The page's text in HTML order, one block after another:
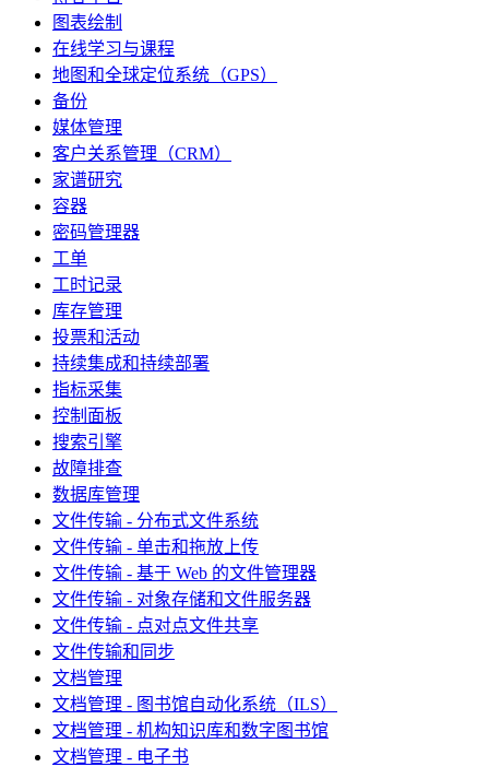
图表绘制
在线学习与课程
地图和全球定位系统（GPS）
备份
媒体管理
客户关系管理（CRM）
家谱研究
容器
密码管理器
工单
工时记录
库存管理
投票和活动
持续集成和持续部署
指标采集
控制面板
搜索引擎
故障排查
数据库管理
文件传输 - 分布式文件系统
文件传输 - 单击和拖放上传
文件传输 - 基于 Web 的文件管理器
文件传输 - 对象存储和文件服务器
文件传输 - 点对点文件共享
文件传输和同步
文档管理
文档管理 - 图书馆自动化系统（ILS）
文档管理 - 机构知识库和数字图书馆
文档管理 - 电子书